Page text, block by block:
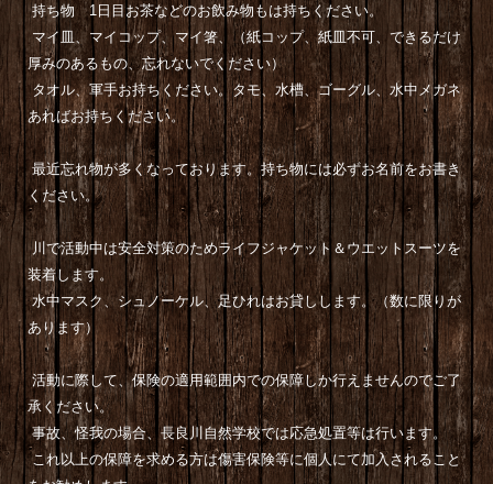
持ち物 1日目お茶などのお飲み物もは持ちください。
マイ皿、マイコップ、マイ箸、（紙コップ、紙皿不可、できるだけ
厚みのあるもの、忘れないでください）
タオル、軍手お持ちください。タモ、水槽、ゴーグル、水中メガネ
あればお持ちください。
最近忘れ物が多くなっております。持ち物には必ずお名前をお書き
ください。
川で活動中は安全対策のためライフジャケット＆ウエットスーツを
装着します。
水中マスク、シュノーケル、足ひれはお貸しします。（数に限りが
あります）
活動に際して、保険の適用範囲内での保障しか行えませんのでご了
承ください。
事故、怪我の場合、長良川自然学校では応急処置等は行います。
これ以上の保障を求める方は傷害保険等に個人にて加入されること